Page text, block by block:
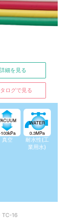
細を見る
ログで見る
真空
耐水性(工
業用水)
TC-16